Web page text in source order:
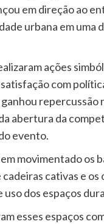
em direção ao
urbana em uma
ações
com
repercussão
abertura da
evento.
movimentado os
cativas e os
dos espaços
esses espaços